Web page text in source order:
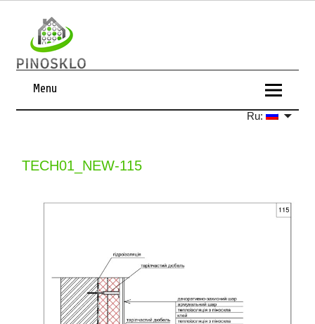
Menu
Ru:
TECH01_NEW-115